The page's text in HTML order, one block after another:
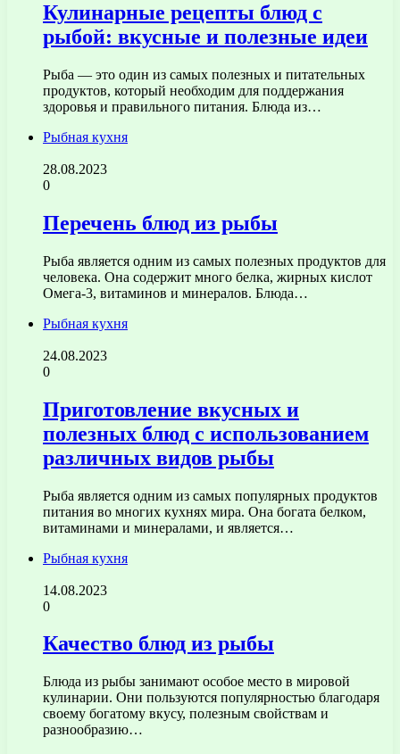
Кулинарные рецепты блюд с
рыбой: вкусные и полезные идеи
Рыба — это один из самых полезных и питательных
продуктов, который необходим для поддержания
здоровья и правильного питания. Блюда из…
Рыбная кухня
28.08.2023
0
Перечень блюд из рыбы
Рыба является одним из самых полезных продуктов для
человека. Она содержит много белка, жирных кислот
Омега-3, витаминов и минералов. Блюда…
Рыбная кухня
24.08.2023
0
Приготовление вкусных и
полезных блюд с использованием
различных видов рыбы
Рыба является одним из самых популярных продуктов
питания во многих кухнях мира. Она богата белком,
витаминами и минералами, и является…
Рыбная кухня
14.08.2023
0
Качество блюд из рыбы
Блюда из рыбы занимают особое место в мировой
кулинарии. Они пользуются популярностью благодаря
своему богатому вкусу, полезным свойствам и
разнообразию…